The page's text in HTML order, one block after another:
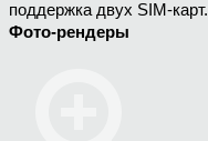
поддержка двух SIM-карт.
Фото-рендеры